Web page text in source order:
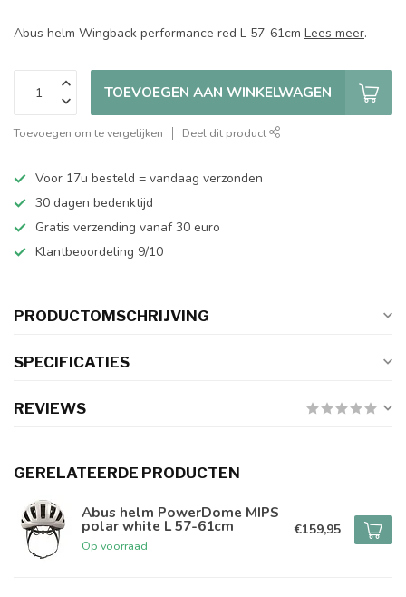
Abus helm Wingback performance red L 57-61cm Lees meer.
TOEVOEGEN AAN WINKELWAGEN
Toevoegen om te vergelijken Deel dit product
Voor 17u besteld = vandaag verzonden
30 dagen bedenktijd
Gratis verzending vanaf 30 euro
Klantbeoordeling 9/10
PRODUCTOMSCHRIJVING
SPECIFICATIES
REVIEWS
GERELATEERDE PRODUCTEN
Abus helm PowerDome MIPS
polar white L 57-61cm
Op voorraad
€159,95